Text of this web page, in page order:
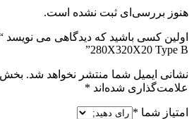
هنوز بررسی‌ای ثبت نشده است.
280X320X20 Type B”
نشانی ایمیل شما منتشر نخواهد شد.
علامت‌گذاری شده‌اند *
امتیاز شما *